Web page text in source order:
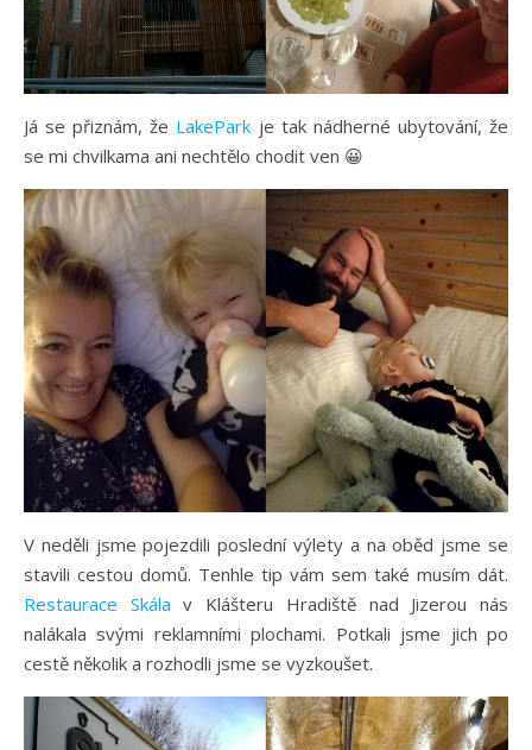
Já se přiznám, že LakePark je tak nádherné ubytování, že
se mi chvilkama ani nechtělo chodit ven 😀
V neděli jsme pojezdili poslední výlety a na oběd jsme se
stavili cestou domů. Tenhle tip vám sem také musím dát.
Restaurace Skála v Klášteru Hradiště nad Jizerou nás
nalákala svými reklamními plochami. Potkali jsme jich po
cestě několik a rozhodli jsme se vyzkoušet.